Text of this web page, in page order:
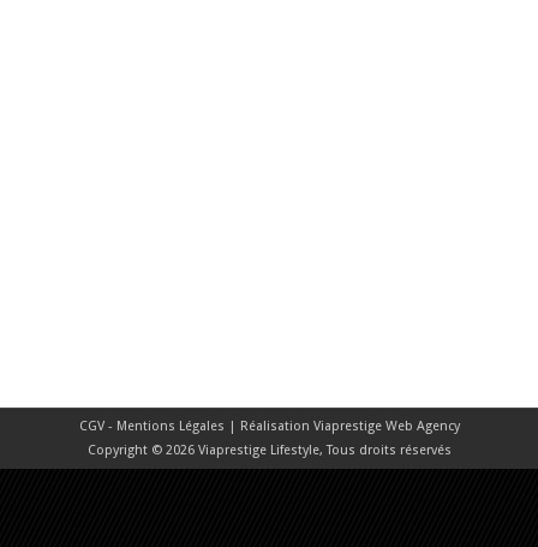
CGV - Mentions Légales | Réalisation Viaprestige Web Agency
Copyright © 2026 Viaprestige Lifestyle, Tous droits réservés